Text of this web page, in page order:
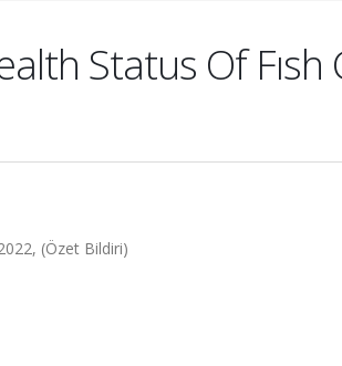
Status Of
(Özet Bildiri)